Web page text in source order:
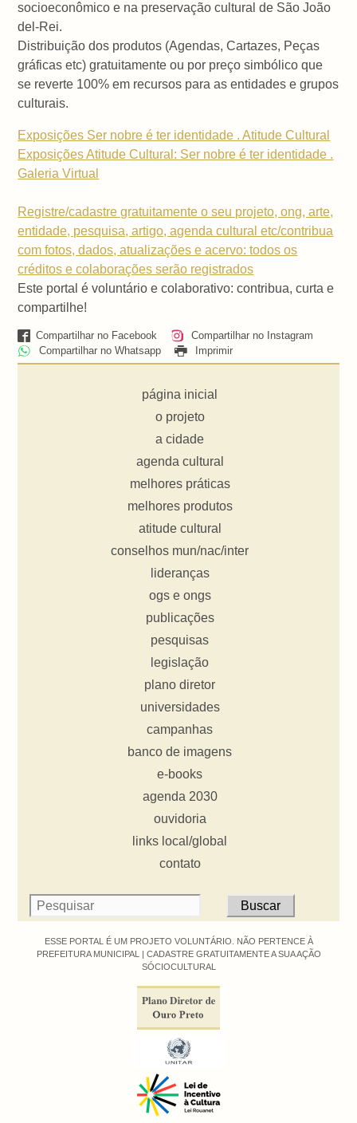
socioeconômico e na preservação cultural de São João
del-Rei.
Distribuição dos produtos (Agendas, Cartazes, Peças
gráficas etc) gratuitamente ou por preço simbólico que
se reverte 100% em recursos para as entidades e grupos
culturais.
Exposições Ser nobre é ter identidade . Atitude Cultural
Exposições Atitude Cultural: Ser nobre é ter identidade .
Galeria Virtual
Registre/cadastre gratuitamente o seu projeto, ong, arte,
entidade, pesquisa, artigo, agenda cultural etc/contribua
com fotos, dados, atualizações e acervo: todos os
créditos e colaborações serão registrados
Este portal é voluntário e colaborativo: contribua, curta e
compartilhe!
Compartilhar no Facebook
Compartilhar no Instagram
Compartilhar no Whatsapp
Imprimir
página inicial
o projeto
a cidade
agenda cultural
melhores práticas
melhores produtos
atitude cultural
conselhos mun/nac/inter
lideranças
ogs e ongs
publicações
pesquisas
legislação
plano diretor
universidades
campanhas
banco de imagens
e-books
agenda 2030
ouvidoria
links local/global
contato
ESSE PORTAL É UM PROJETO VOLUNTÁRIO. NÃO PERTENCE À
PREFEITURA MUNICIPAL | CADASTRE GRATUITAMENTE A SUA AÇÃO
SÓCIOCULTURAL